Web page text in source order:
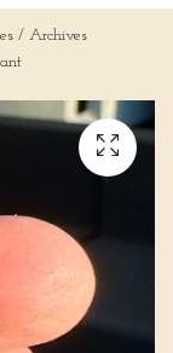
/ Archives